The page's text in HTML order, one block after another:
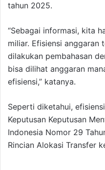
tahun 2025.
“Sebagai informasi, kita
miliar. Efisiensi anggaran
dilakukan pembahasan
bisa dilihat anggaran
efisiensi,” katanya.
Seperti diketahui,
Keputusan Keputusan
Indonesia Nomor 29
Rincian Alokasi Transfer